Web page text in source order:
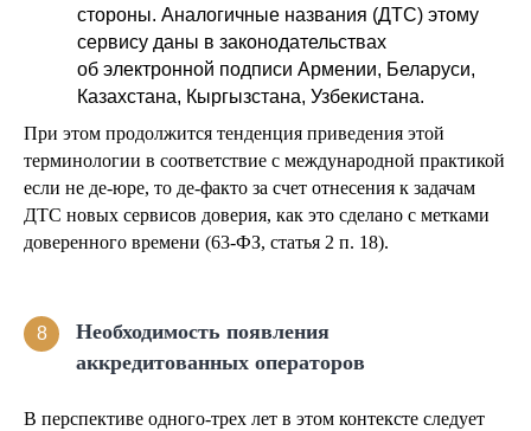
стороны. Аналогичные названия (ДТС) этому
сервису даны в законодательствах
об электронной подписи Армении, Беларуси,
Казахстана, Кыргызстана, Узбекистана.
При этом продолжится тенденция приведения этой
терминологии в соответствие с международной практикой
если не де-юре, то де-факто за счет отнесения к задачам
ДТС новых сервисов доверия, как это сделано с метками
доверенного времени (63-ФЗ, статья 2 п. 18).
8
Необходимость появления
аккредитованных операторов
В перспективе одного-трех лет в этом контексте следует